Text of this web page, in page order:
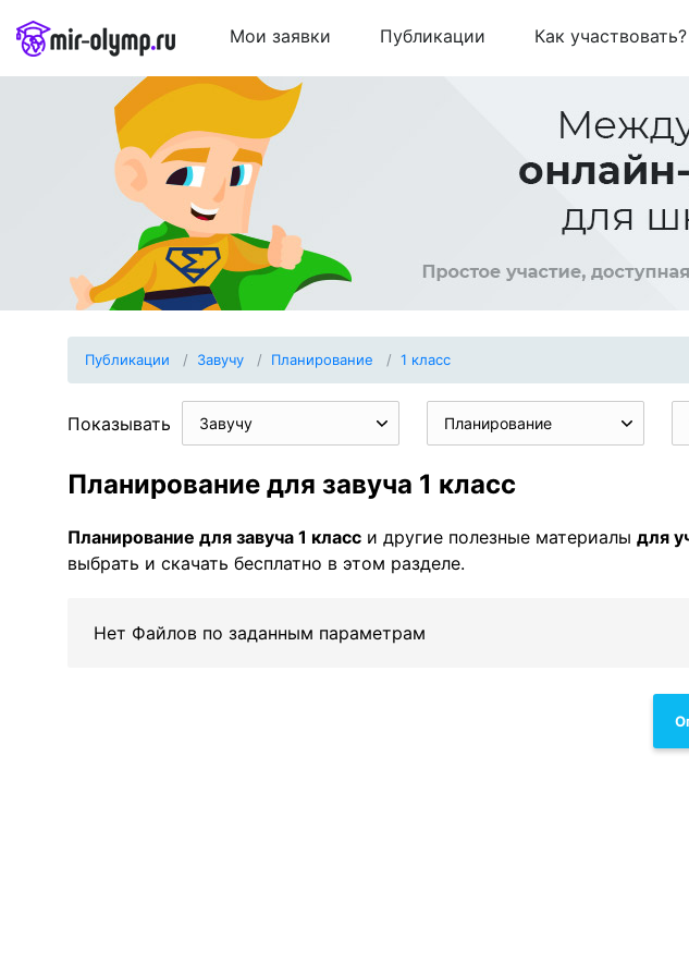
Мои заявки Публикации Как участвовать?
Публикации Завучу Планирование 1 класс
Показывать Завучу Планирование
Планирование для завуча 1 класс
Планирование для завуча 1 класс и другие полезные материалы для
выбрать и скачать бесплатно в этом разделе.
Нет Файлов по заданным параметрам